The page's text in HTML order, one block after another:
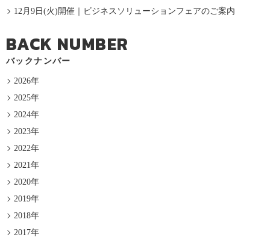
12月9日(火)開催｜ビジネスソリューションフェアのご案内
BACK NUMBER
バックナンバー
2026年
2025年
2024年
2023年
2022年
2021年
2020年
2019年
2018年
2017年